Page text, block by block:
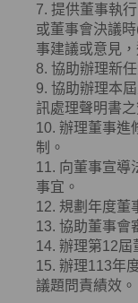
7. 提供董事執
或董事會決議時
事建議或意見
8. 協助辦理新
9. 協助辦理本
訊處理聲明書之
10. 辦理董事進
制。
11. 向董事宣導
事宜。
12. 規劃年度董
13. 協助董事會
14. 辦理第12屆
15. 辦理113年
議題問責績效。